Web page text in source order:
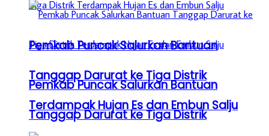
Pemkab Puncak Salurkan Bantuan
Tanggap Darurat ke Tiga Distrik
Terdampak Hujan Es dan Embun Salju
Pemkab Puncak Salurkan Bantuan
Tanggap Darurat ke Tiga Distrik